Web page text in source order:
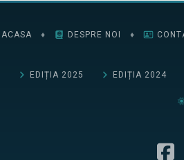
ACASA ♦ DESPRE NOI ♦
EDIȚIA 2025 EDIȚIA 2024